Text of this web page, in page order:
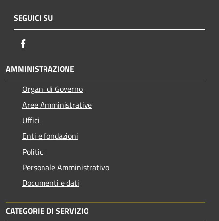
SEGUICI SU
AMMINISTRAZIONE
Organi di Governo
Aree Amministrative
Uffici
Enti e fondazioni
Politici
Personale Amministrativo
Documenti e dati
CATEGORIE DI SERVIZIO